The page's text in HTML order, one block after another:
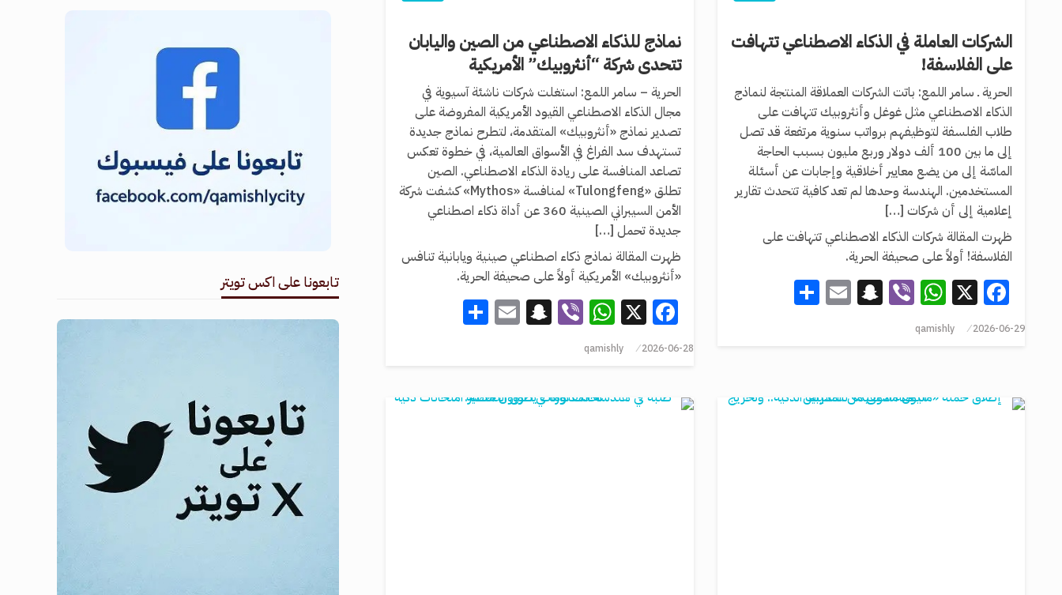
الشركات العاملة في الذكاء الاصطناعي تتهافت
على الفلاسفة!
الحرية ـ سامر اللمع: باتت الشركات العملاقة المنتجة لنماذج
الذكاء الاصطناعي مثل غوغل وأنثروبيك تتهافت على
طلاب الفلسفة لتوظيفهم برواتب سنوية مرتفعة قد تصل
إلى ما بين 100 ألف دولار وربع مليون بسبب الحاجة
الماسّة إلى من يضع معايير أخلاقية وإجابات عن أسئلة
المستخدمين. الهندسة وحدها لم تعد كافية تتحدث تقارير
إعلامية إلى أن شركات […]
ظهرت المقالة شركات الذكاء الاصطناعي تتهافت على
الفلاسفة! أولاً على صحيفة الحرية.
Facebook
X
WhatsApp
Viber
Snapchat
Email
2026-06-29
qamishly
نماذج للذكاء الاصطناعي من الصين واليابان
تتحدى شركة “أنثروبيك” الأمريكية
الحرية – سامر اللمع: استغلت شركات ناشئة آسيوية في
مجال الذكاء الاصطناعي القيود الأمريكية المفروضة على
تصدير نماذج «أنثروبيك» المتقدمة، لتطرح نماذج جديدة
تستهدف سد الفراغ في الأسواق العالمية، في خطوة تعكس
تصاعد المنافسة على ريادة الذكاء الاصطناعي. الصين
تطلق «Tulongfeng» لمنافسة «Mythos» كشفت شركة
الأمن السيبراني الصينية 360 عن أداة ذكاء اصطناعي
جديدة تحمل […]
ظهرت المقالة نماذج ذكاء اصطناعي صينية ويابانية تنافس
«أنثروبيك» الأمريكية أولاً على صحيفة الحرية.
Facebook
X
WhatsApp
Viber
Snapchat
Email
2026-06-28
qamishly
تابعونا على اكس تويتر